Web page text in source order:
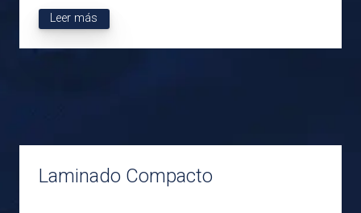
Leer más
Laminado Compacto